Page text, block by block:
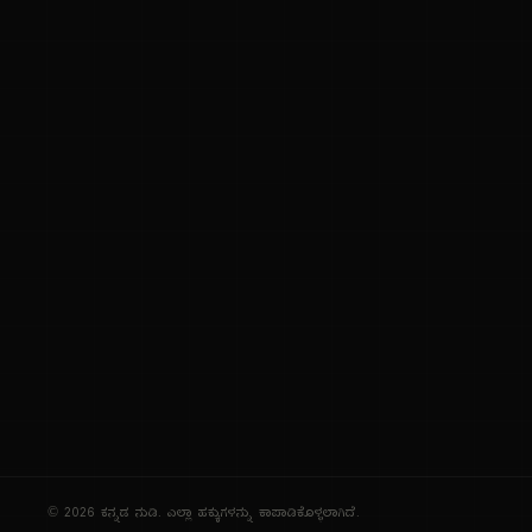
© 2026 ಕನ್ನಡ ನುಡಿ. ಎಲ್ಲಾ ಹಕ್ಕುಗಳನ್ನು ಕಾಪಾಡಿಕೊಳ್ಳಲಾಗಿದೆ.